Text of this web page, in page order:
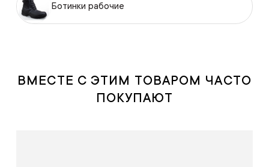
Ботинки рабочие
ВМЕСТЕ С ЭТИМ ТОВАРОМ ЧАСТО
ПОКУПАЮТ